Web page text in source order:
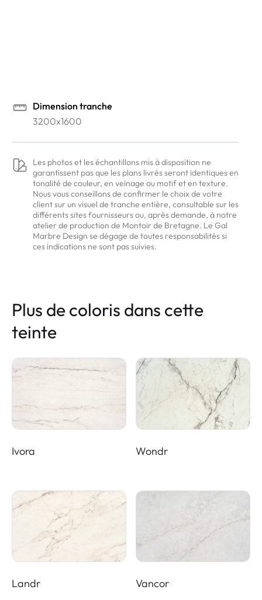
Dimension tranche
3200x1600
Les photos et les échantillons mis à disposition ne
garantissent pas que les plans livrés seront identiques en
tonalité de couleur, en veinage ou motif et en texture.
Nous vous conseillons de confirmer le choix de votre
client sur un visuel de tranche entière, consultable sur les
différents sites fournisseurs ou, après demande, à notre
atelier de production de Montoir de Bretagne. Le Gal
Marbre Design se dégage de toutes responsabilités si
ces indications ne sont pas suivies.
Plus de coloris dans cette
teinte
Ivora Wondr
Landr Vancor